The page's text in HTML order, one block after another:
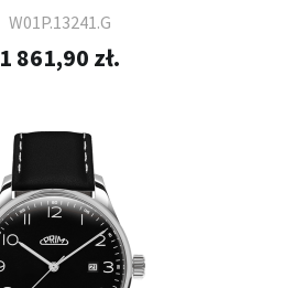
W01P.13241.G
1 861,90 zł.